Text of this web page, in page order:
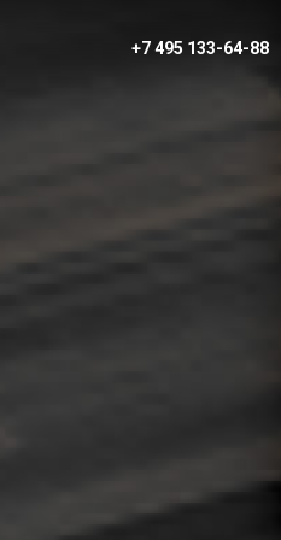
+7 495 133-64-88